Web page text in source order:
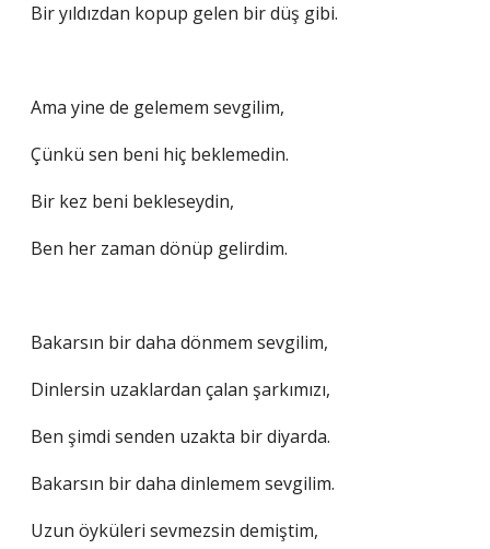
Bir yıldızdan kopup gelen bir düş gibi.
Ama yine de gelemem sevgilim,
Çünkü sen beni hiç beklemedin.
Bir kez beni bekleseydin,
Ben her zaman dönüp gelirdim.
Bakarsın bir daha dönmem sevgilim,
Dinlersin uzaklardan çalan şarkımızı,
Ben şimdi senden uzakta bir diyarda.
Bakarsın bir daha dinlemem sevgilim.
Uzun öyküleri sevmezsin demiştim,